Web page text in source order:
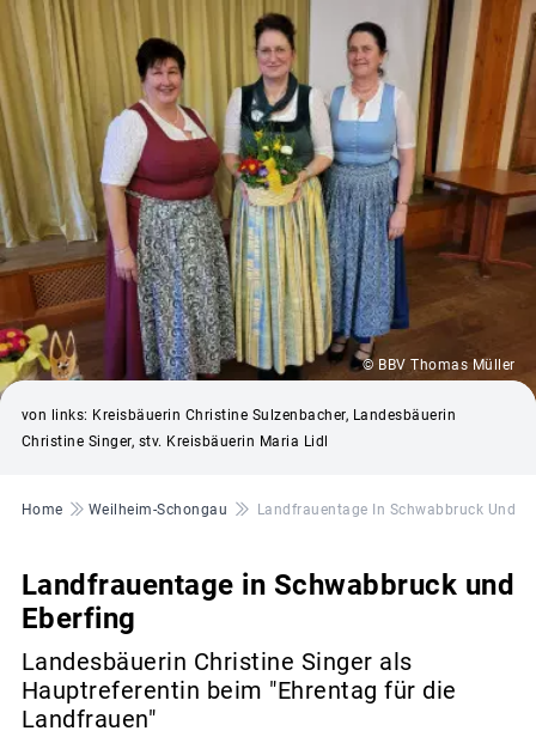
© BBV Thomas Müller
von links: Kreisbäuerin Christine Sulzenbacher, Landesbäuerin
Christine Singer, stv. Kreisbäuerin Maria Lidl
Pfadnavigation
Home Weilheim-Schongau Landfrauentage In Schwabbruck Und
Landfrauentage in Schwabbruck und
Eberfing
Landesbäuerin Christine Singer als
Hauptreferentin beim "Ehrentag für die
Landfrauen"